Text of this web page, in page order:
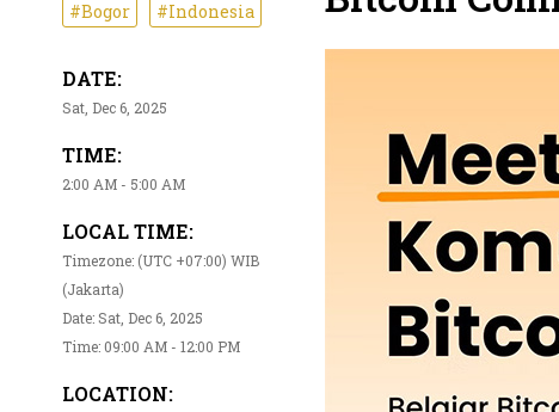
#Bogor #Indonesia
DATE:
Sat, Dec 6, 2025
TIME:
2:00 AM - 5:00 AM
LOCAL TIME:
Timezone: (UTC +07:00) WIB
(Jakarta)
Date: Sat, Dec 6, 2025
Time: 09:00 AM - 12:00 PM
LOCATION: